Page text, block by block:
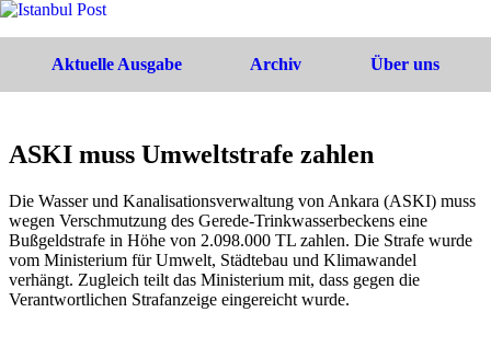
Aktuelle Ausgabe Archiv Über uns
ASKI muss Umweltstrafe zahlen
Die Wasser und Kanalisationsverwaltung von Ankara (ASKI) muss
wegen Verschmutzung des Gerede-Trinkwasserbeckens eine
Bußgeldstrafe in Höhe von 2.098.000 TL zahlen. Die Strafe wurde
vom Ministerium für Umwelt, Städtebau und Klimawandel
verhängt. Zugleich teilt das Ministerium mit, dass gegen die
Verantwortlichen Strafanzeige eingereicht wurde.